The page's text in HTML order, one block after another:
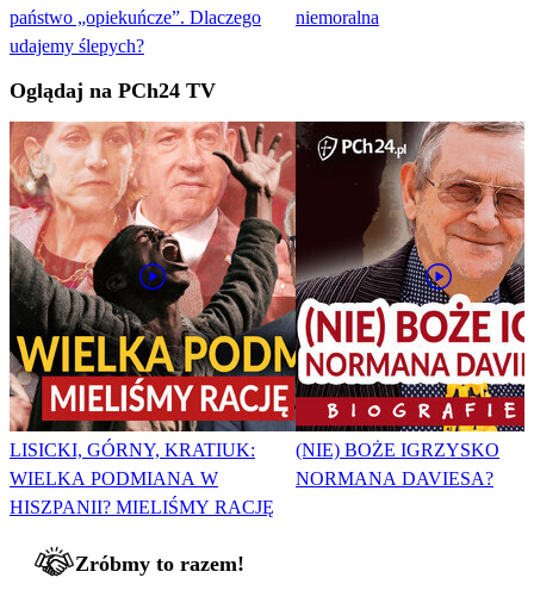
państwo „opiekuńcze”. Dlaczego
udajemy ślepych?
niemoralna
Oglądaj na PCh24 TV
LISICKI, GÓRNY, KRATIUK:
WIELKA PODMIANA W
HISZPANII? MIELIŚMY RACJĘ
(NIE) BOŻE IGRZYSKO
NORMANA DAVIESA?
Zróbmy to razem!